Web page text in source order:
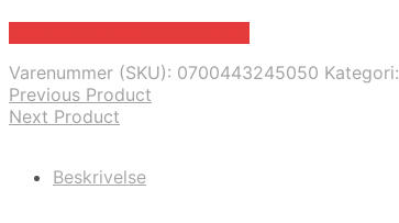
Varenummer (SKU): 0700443245050 Kategori:
Previous Product
Next Product
Beskrivelse